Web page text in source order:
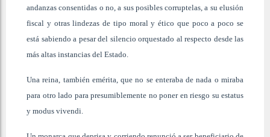
andanzas consentidas o no, a sus posibles corruptelas, a su elusión
fiscal y otras lindezas de tipo moral y ético que poco a poco se
está sabiendo a pesar del silencio orquestado al respecto desde las
más altas instancias del Estado.
Una reina, también emérita, que no se enteraba de nada o miraba
para otro lado para presumiblemente no poner en riesgo su estatus
y modus vivendi.